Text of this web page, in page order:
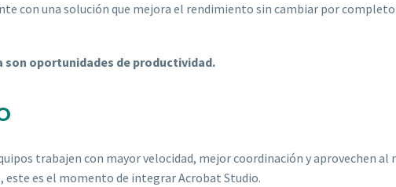
con una solución que mejora el rendimiento sin cambiar por
son oportunidades de productividad.
trabajen con mayor velocidad, mejor coordinación y aprovechen al
este es el momento de integrar Acrobat Studio.